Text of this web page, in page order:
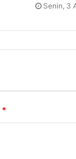
Senin, 3
*